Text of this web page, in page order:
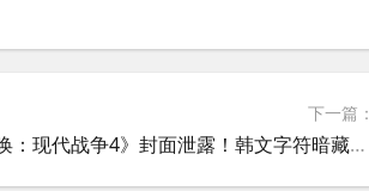
下一篇：
《使命召唤：现代战争4》封面泄露！韩文字符暗藏朝鲜半岛剧情线索